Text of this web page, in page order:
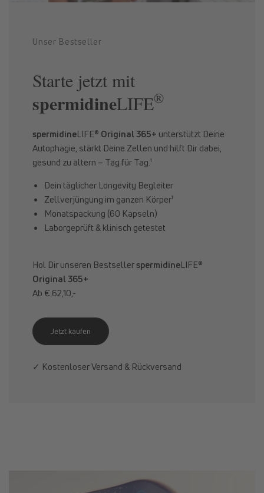
Unser Bestseller
Starte jetzt mit
spermidineLIFE®
spermidineLIFE® Original 365+ unterstützt Deine
Autophagie, stärkt Deine Zellen und hilft Dir dabei,
gesund zu altern – Tag für Tag.¹
Dein täglicher Longevity Begleiter
Zellverjüngung im ganzen Körper¹
Monatspackung (60 Kapseln)
Laborgeprüft & klinisch getestet
Hol Dir unseren BestsellerspermidineLIFE®
Original 365+
Ab € 62,10,-
Jetzt kaufen
✓ Kostenloser Versand & Rückversand